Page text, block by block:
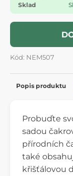
Sklad
Kód: NEM507
Popis produktu
Probuďte
sadou
přírodních
také
křišťálovou